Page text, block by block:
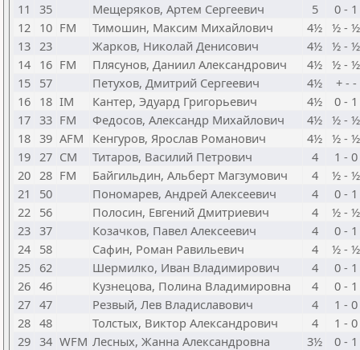
11
35 Мещеряков, Артем Сергеевич 5
0 - 1
12 10 FM Тимошин, Максим Михайлович 4½ ½ - ½
13 23 Жарков, Николай Денисович 4½ ½ - ½
14 16 FM Плясунов, Даниил Александрович 4½ ½ - ½
15 57 Петухов, Дмитрий Сергеевич 4½
+ - -
16 18 IM Кантер, Эдуард Григорьевич 4½
0 - 1
17 33 FM Федосов, Александр Михайлович 4½ ½ - ½
18 39 AFM Кенгуров, Ярослав Романович 4½ ½ - ½
19 27 CM Титаров, Василий Петрович 4
1 - 0
20 28 FM Байгильдин, Альберт Магзумович 4
½ - ½
21
50 Пономарев, Андрей Алексеевич 4
0 - 1
22 56 Полосин, Евгений Дмитриевич 4
½ - ½
23 37 Козачков, Павел Алексеевич 4
0 - 1
24 58 Сафин, Роман Равильевич 4
½ - ½
25 62 Шермилко, Иван Владимирович 4
0 - 1
26 46 Кузнецова, Полина Владимировна 4
0 - 1
27 47 Резвый, Лев Владиславович 4
1 - 0
28 48 Толстых, Виктор Александрович 4
1 - 0
29 34 WFM Лесных, Жанна Александровна 3½
0 - 1